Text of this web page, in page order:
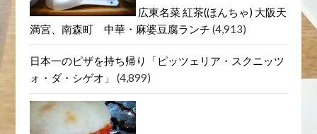
広東名菜 紅茶(ほんちゃ) 大阪天
満宮、南森町 中華・麻婆豆腐ランチ (4,913)
日本一のピザを持ち帰り「ピッツェリア・スクニッツ
ォ・ダ・シゲオ」
(4,899)